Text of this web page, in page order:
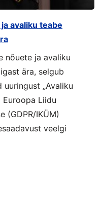
avaliku teabe
nõuete ja avaliku
ära, selgub
uuringust „Avaliku
Euroopa Liidu
(GDPR/IKÜM)
veelgi